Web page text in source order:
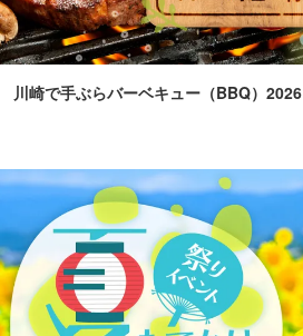
川崎で手ぶらバーベキュー（BBQ）2026